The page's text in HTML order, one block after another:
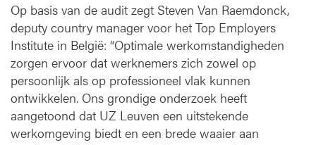
Op basis van de audit zegt Steven Van Raemdonck,
deputy country manager voor het Top Employers
Institute in België: “Optimale werkomstandigheden
zorgen ervoor dat werknemers zich zowel op
persoonlijk als op professioneel vlak kunnen
ontwikkelen. Ons grondige onderzoek heeft
aangetoond dat UZ Leuven een uitstekende
werkomgeving biedt en een brede waaier aan